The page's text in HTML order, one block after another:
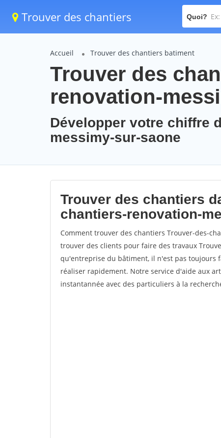
Trouver des chantiers Quoi?
Accueil Trouver des chantiers batiment
Trouver des
renovation-
Développer votre chiffre
messimy-sur-saone
Trouver des chantiers
chantiers-renovation-
Comment trouver des chantiers Trouver-des-
trouver des clients pour faire des travaux
qu'entreprise du bâtiment, il n'est pas toujours
réaliser rapidement. Notre service d'aide aux
instantannée avec des particuliers à la